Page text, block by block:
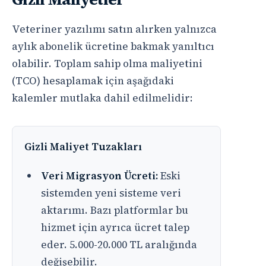
Veteriner yazılımı satın alırken yalnızca
aylık abonelik ücretine bakmak yanıltıcı
olabilir. Toplam sahip olma maliyetini
(TCO) hesaplamak için aşağıdaki
kalemler mutlaka dahil edilmelidir:
Gizli Maliyet Tuzakları
Veri Migrasyon Ücreti:Eski
sistemden yeni sisteme veri
aktarımı. Bazı platformlar bu
hizmet için ayrıca ücret talep
eder. 5.000-20.000 TL aralığında
değişebilir.